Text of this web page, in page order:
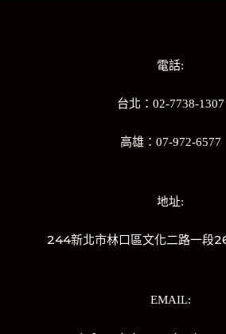
電話:
台北：02-7738-1307
高雄：07-972-6577
地址:
244新北市林口區文化二路一段
EMAIL: